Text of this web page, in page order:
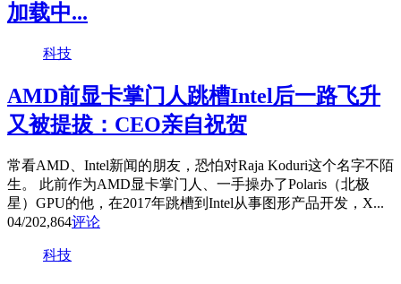
加载中...
科技
AMD前显卡掌门人跳槽Intel后一路飞升
又被提拔：CEO亲自祝贺
常看AMD、Intel新闻的朋友，恐怕对Raja Koduri这个名字不陌
生。 此前作为AMD显卡掌门人、一手操办了Polaris（北极
星）GPU的他，在2017年跳槽到Intel从事图形产品开发，X...
04/202,864评论
科技